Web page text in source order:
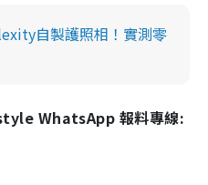
自製護照相！實測零
WhatsApp 報料專線: